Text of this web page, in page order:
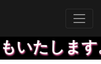
ます。欲